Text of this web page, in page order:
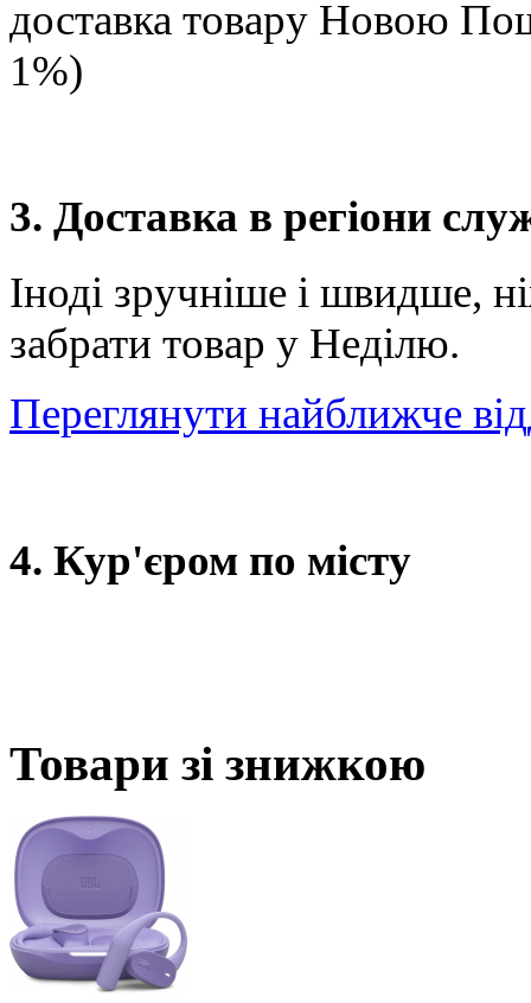
доставка товару Новою
1%)
3. Доставка в регіони
Іноді зручніше і швидше,
забрати товар у Неділю.
Переглянути найближче
4. Кур'єром по місту
Товари зі знижкою